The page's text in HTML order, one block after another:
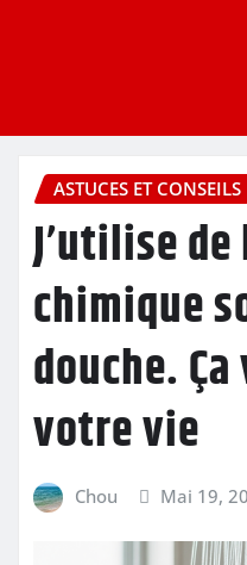
ASTUCES ET CONSEILS
J’utilise
chimique
douche.
votre vie
Chou Mai 19,